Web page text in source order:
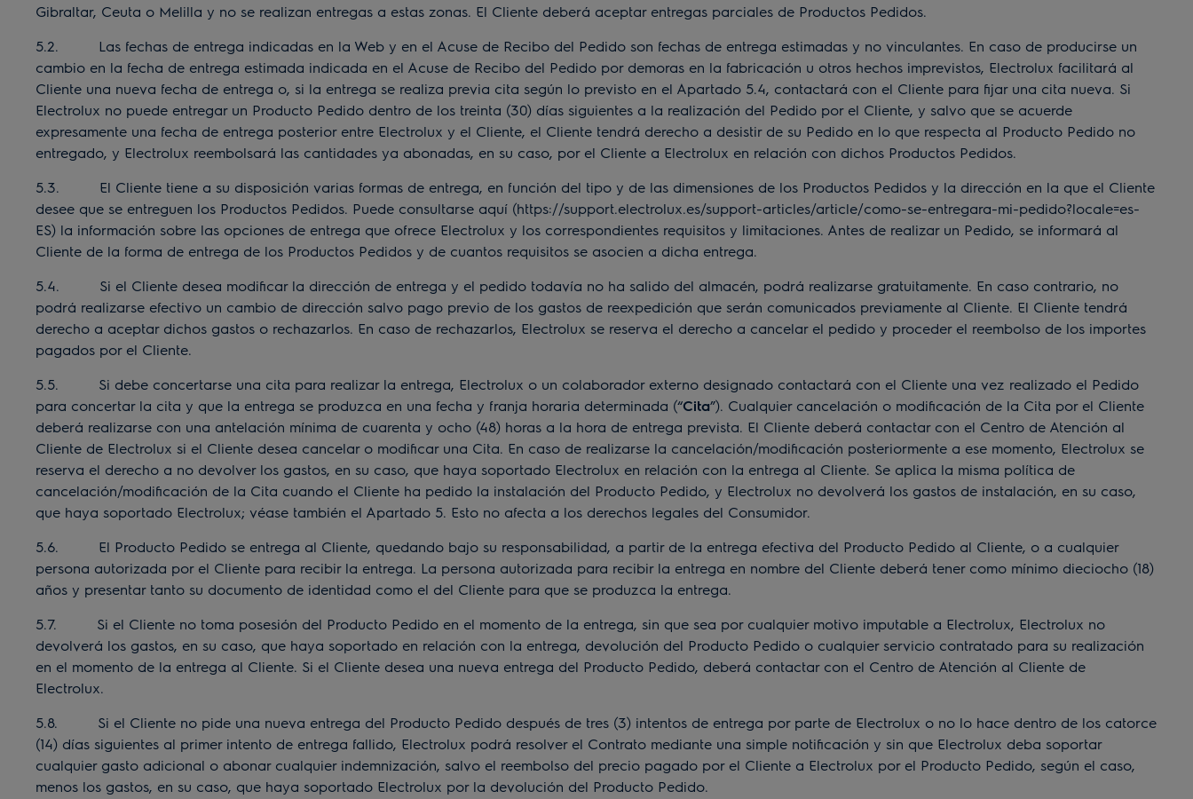
Gibraltar, Ceuta o Melilla y no se realizan entregas a estas zonas. El Cliente deberá aceptar entregas parciales de Productos Pedidos.
5.2. Las fechas de entrega indicadas en la Web y en el Acuse de Recibo del Pedido son fechas de entrega estimadas y no vinculantes. En caso de producirse un
cambio en la fecha de entrega estimada indicada en el Acuse de Recibo del Pedido por demoras en la fabricación u otros hechos imprevistos, Electrolux facilitará al
Cliente una nueva fecha de entrega o, si la entrega se realiza previa cita según lo previsto en el Apartado 5.4, contactará con el Cliente para fijar una cita nueva. Si
Electrolux no puede entregar un Producto Pedido dentro de los treinta (30) días siguientes a la realización del Pedido por el Cliente, y salvo que se acuerde
expresamente una fecha de entrega posterior entre Electrolux y el Cliente, el Cliente tendrá derecho a desistir de su Pedido en lo que respecta al Producto Pedido no
entregado, y Electrolux reembolsará las cantidades ya abonadas, en su caso, por el Cliente a Electrolux en relación con dichos Productos Pedidos.
5.3. El Cliente tiene a su disposición varias formas de entrega, en función del tipo y de las dimensiones de los Productos Pedidos y la dirección en la que el Cliente
desee que se entreguen los Productos Pedidos. Puede consultarse aquí (https://support.electrolux.es/support-articles/article/como-se-entregara-mi-pedido?locale=es-
ES) la información sobre las opciones de entrega que ofrece Electrolux y los correspondientes requisitos y limitaciones. Antes de realizar un Pedido, se informará al
Cliente de la forma de entrega de los Productos Pedidos y de cuantos requisitos se asocien a dicha entrega.
5.4. Si el Cliente desea modificar la dirección de entrega y el pedido todavía no ha salido del almacén, podrá realizarse gratuitamente. En caso contrario, no
podrá realizarse efectivo un cambio de dirección salvo pago previo de los gastos de reexpedición que serán comunicados previamente al Cliente. El Cliente tendrá
derecho a aceptar dichos gastos o rechazarlos. En caso de rechazarlos, Electrolux se reserva el derecho a cancelar el pedido y proceder el reembolso de los importes
pagados por el Cliente.
5.5. Si debe concertarse una cita para realizar la entrega, Electrolux o un colaborador externo designado contactará con el Cliente una vez realizado el Pedido
para concertar la cita y que la entrega se produzca en una fecha y franja horaria determinada (“Cita”). Cualquier cancelación o modificación de la Cita por el Cliente
deberá realizarse con una antelación mínima de cuarenta y ocho (48) horas a la hora de entrega prevista. El Cliente deberá contactar con el Centro de Atención al
Cliente de Electrolux si el Cliente desea cancelar o modificar una Cita. En caso de realizarse la cancelación/modificación posteriormente a ese momento, Electrolux se
reserva el derecho a no devolver los gastos, en su caso, que haya soportado Electrolux en relación con la entrega al Cliente. Se aplica la misma política de
cancelación/modificación de la Cita cuando el Cliente ha pedido la instalación del Producto Pedido, y Electrolux no devolverá los gastos de instalación, en su caso,
que haya soportado Electrolux; véase también el Apartado 5. Esto no afecta a los derechos legales del Consumidor.
5.6. El Producto Pedido se entrega al Cliente, quedando bajo su responsabilidad, a partir de la entrega efectiva del Producto Pedido al Cliente, o a cualquier
persona autorizada por el Cliente para recibir la entrega. La persona autorizada para recibir la entrega en nombre del Cliente deberá tener como mínimo dieciocho (18)
años y presentar tanto su documento de identidad como el del Cliente para que se produzca la entrega.
5.7. Si el Cliente no toma posesión del Producto Pedido en el momento de la entrega, sin que sea por cualquier motivo imputable a Electrolux, Electrolux no
devolverá los gastos, en su caso, que haya soportado en relación con la entrega, devolución del Producto Pedido o cualquier servicio contratado para su realización
en el momento de la entrega al Cliente. Si el Cliente desea una nueva entrega del Producto Pedido, deberá contactar con el Centro de Atención al Cliente de
Electrolux.
5.8. Si el Cliente no pide una nueva entrega del Producto Pedido después de tres (3) intentos de entrega por parte de Electrolux o no lo hace dentro de los catorce
(14) días siguientes al primer intento de entrega fallido, Electrolux podrá resolver el Contrato mediante una simple notificación y sin que Electrolux deba soportar
cualquier gasto adicional o abonar cualquier indemnización, salvo el reembolso del precio pagado por el Cliente a Electrolux por el Producto Pedido, según el caso,
menos los gastos, en su caso, que haya soportado Electrolux por la devolución del Producto Pedido.